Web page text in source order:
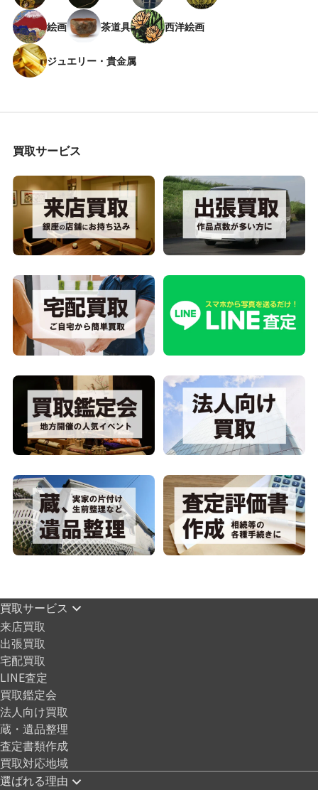
絵画 茶道具 西洋絵画
ジュエリー・貴金属
買取サービス
買取サービス
来店買取
出張買取
宅配買取
LINE査定
買取鑑定会
法人向け買取
蔵・遺品整理
査定書類作成
買取対応地域
選ばれる理由